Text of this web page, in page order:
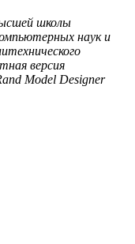
школы
наук и
версия
Model Designer